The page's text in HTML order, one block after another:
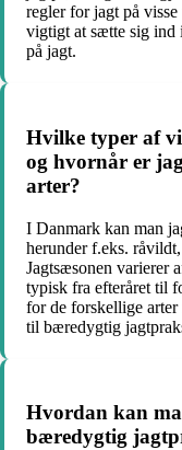
regler for jagt på
vigtigt at sætte sig ind
på jagt.
Hvilke typer af
og hvornår er
arter?
I Danmark kan man
herunder f.eks.
Jagtsæsonen varierer
typisk fra efteråret til
for de forskellige
til bæredygtig
Hvordan kan
bæredygtig